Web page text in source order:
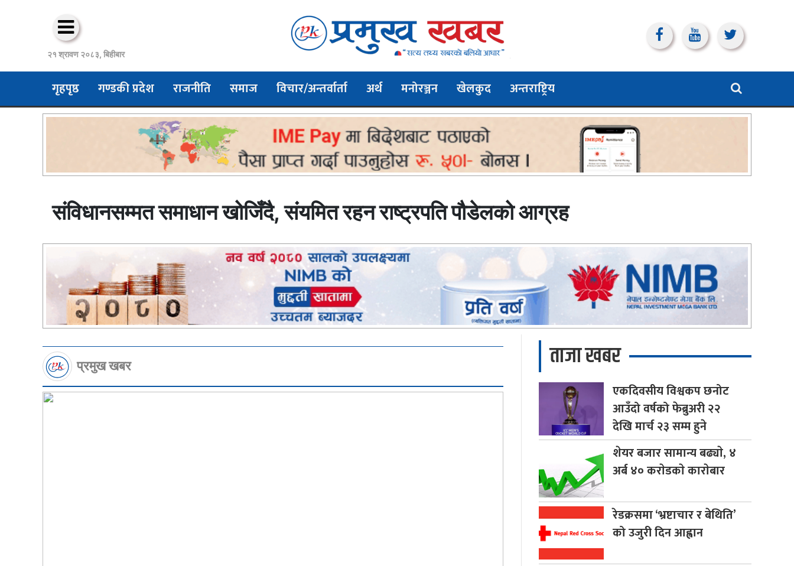
२१ श्रावण २०८३, बिहीबार
गृहपृष्ठ गण्डकी प्रदेश राजनीति समाज विचार/अन्तर्वार्ता अर्थ मनोरञ्जन खेलकुद अन्तराष्ट्रिय
संविधानसम्मत समाधान खोजिँदै, संयमित रहन राष्ट्रपति पौडेलको आग्रह
प्रमुख खबर ताजा खबर
एकदिवसीयविश्वकप छनोट
आउँदो वर्षको फेब्रुअरी २२
देखि मार्च २३ सम्म हुने
शेयरबजार सामान्य बढ्याे, ४
अर्ब ४० कराेडकाे काराेबार
रेडक्रसमा‘भ्रष्टाचार र बेथिति’
को उजुरी दिन आह्वान